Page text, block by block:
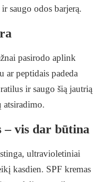
saugo odos barjerą.
pasirodo aplink
ar peptidais padeda
ir saugo šią jautrią
atsiradimo.
– vis dar būtina
ultravioletiniai
kasdien. SPF kremas